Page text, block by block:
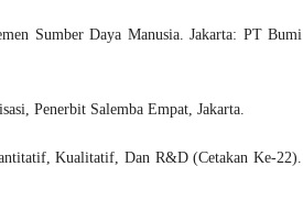
Sumber Daya Manusia. Jakarta: PT Bumi
Penerbit Salemba Empat, Jakarta.
Kualitatif, Dan R&D (Cetakan Ke-22).